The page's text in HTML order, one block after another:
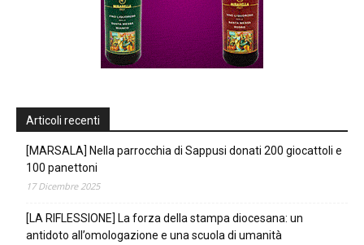
Articoli recenti
[MARSALA] Nella parrocchia di Sappusi donati 200 giocattoli e
100 panettoni
17 Dicembre 2025
[LA RIFLESSIONE] La forza della stampa diocesana: un
antidoto all’omologazione e una scuola di umanità